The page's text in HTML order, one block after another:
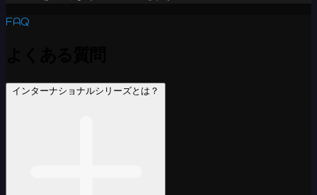
FAQ
インターナショナルシリーズとは？